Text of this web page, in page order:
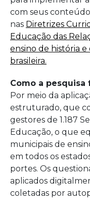
com seus
nas Diretrizes
Educação das
ensino de história
brasileira.
Como a pesquisa
Por meio da
estruturado, que
gestores de 1.187
Educação, o que
municipais de
em todos os
portes. Os
aplicados
coletadas por